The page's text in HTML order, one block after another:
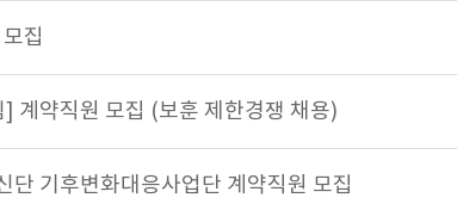
집
계약직원 모집 (보훈 제한경쟁 채용)
단 기후변화대응사업단 계약직원 모집